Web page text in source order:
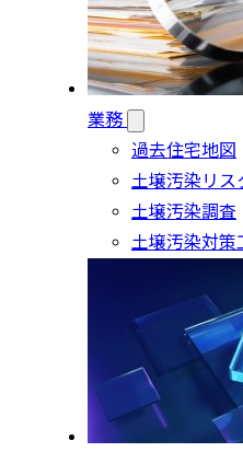
業務
過去住宅地図
土壌汚染リス
土壌汚染調査
土壌汚染対策